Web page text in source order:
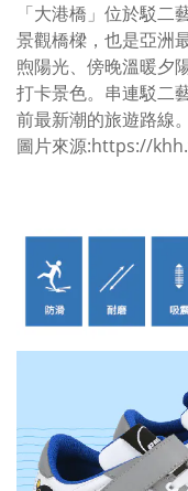
「大港橋」位於駁
景觀橋樑，也是亞洲
煦陽光、傍晚溫暖夕
打卡景色。 串連駁二
前最新潮的旅遊路線。
圖片來源:https://